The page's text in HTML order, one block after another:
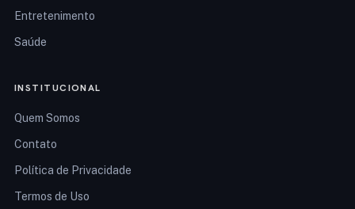
Entretenimento
Saúde
INSTITUCIONAL
Quem Somos
Contato
Política de Privacidade
Termos de Uso